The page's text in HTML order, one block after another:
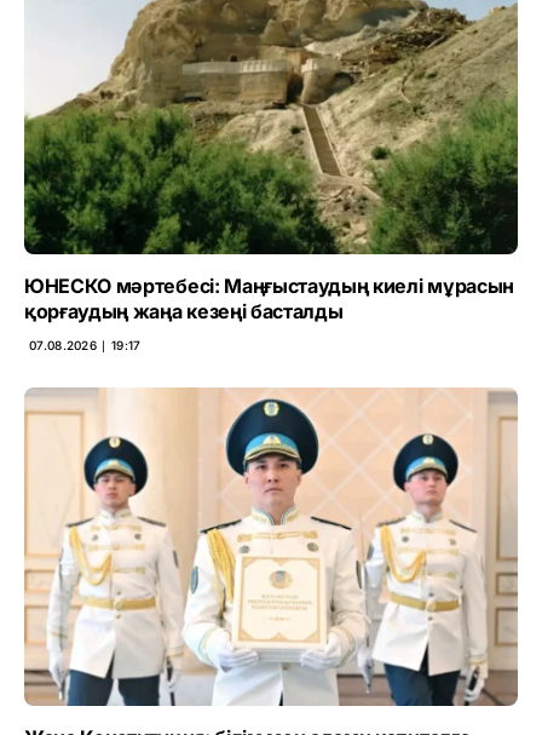
ЮНЕСКО мәртебесі: Маңғыстаудың киелі мұрасын
қорғаудың жаңа кезеңі басталды
07.08.2026 ∣ 19:17